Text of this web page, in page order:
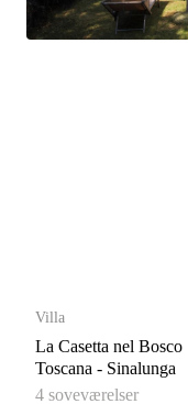
Villa
La Casetta nel Bosco
Toscana - Sinalunga
4 soveværelser